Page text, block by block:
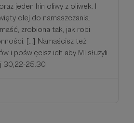
jeden hin oliwy z oliwek. I
olej do namaszczania.
zrobiona tak, jak robi
[…] Namaścisz też
i poświęcisz ich aby Mi służyli
30,22-25.30